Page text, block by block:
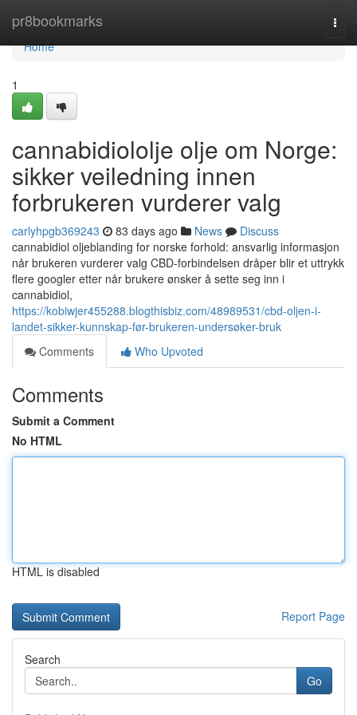
pr8bookmarks
Home
Home
1
cannabidiololje olje om Norge:
sikker veiledning innen
forbrukeren vurderer valg
carlyhpgb369243 83 days ago News
Discuss
cannabidiol oljeblanding for norske forhold: ansvarlig informasjon
når brukeren vurderer valg CBD-forbindelsen dråper blir et uttrykk
flere googler etter når brukere ønsker å sette seg inn i
cannabidiol,
https://kobiwjer455288.blogthisbiz.com/48989531/cbd-oljen-i-
landet-sikker-kunnskap-før-brukeren-undersøker-bruk
Comments
Who Upvoted
Comments
Submit a Comment
No HTML
HTML is disabled
Report Page
Search
Go